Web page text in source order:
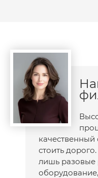
стоить
лишь разовые